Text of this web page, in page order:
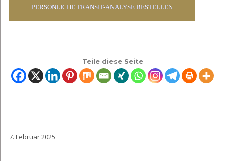
PERSÖNLICHE TRANSIT-ANALYSE BESTELLEN
Teile diese Seite
7. Februar 2025